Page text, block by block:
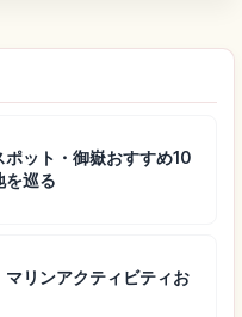
ポット・御嶽おすすめ10
を巡る
マリンアクティビティお